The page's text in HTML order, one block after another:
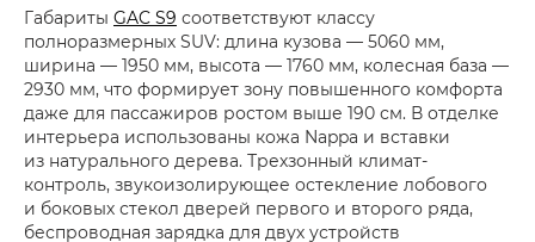
Габариты GAC S9 соответствуют классу
полноразмерных SUV: длина кузова — 5060 мм,
ширина — 1950 мм, высота — 1760 мм, колесная база —
2930 мм, что формирует зону повышенного комфорта
даже для пассажиров ростом выше 190 см. В отделке
интерьера использованы кожа Nappa и вставки
из натурального дерева. Трехзонный климат-
контроль, звукоизолирующее остекление лобового
и боковых стекол дверей первого и второго ряда,
беспроводная зарядка для двух устройств